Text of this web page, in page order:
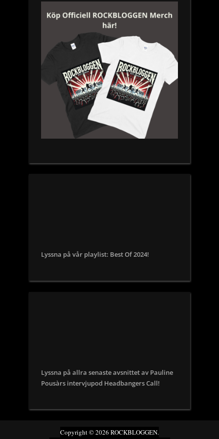
Lyssna på vår playlist: Best Of 2024!
Lyssna på allra senaste avsnittet av Pauline
Pousàrs intervjupod Headbangers Call!
Copyright © 2026 ROCKBLOGGEN.